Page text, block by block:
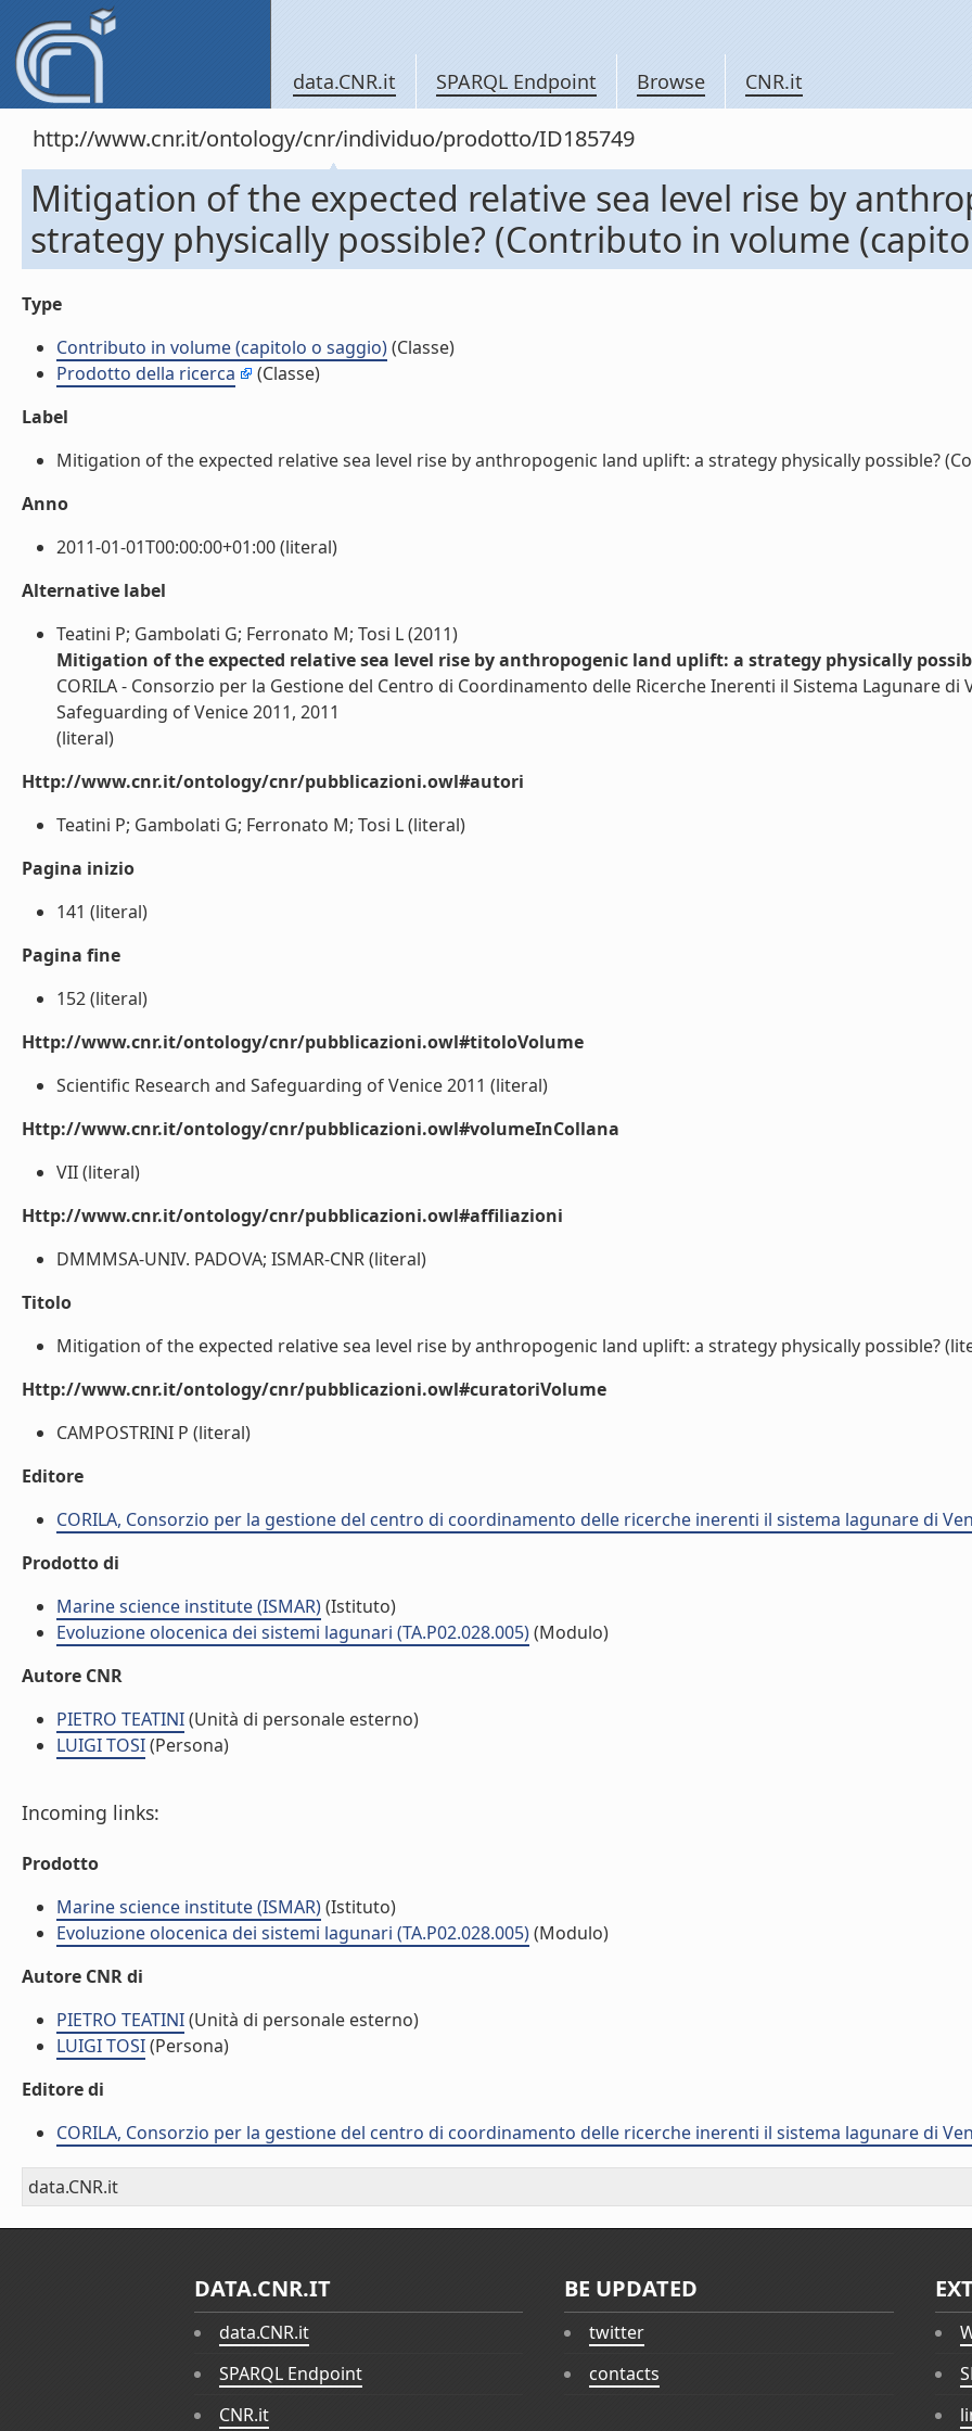
data.CNR.it SPARQL Endpoint Browse CNR.it
http://www.cnr.it/ontology/cnr/individuo/prodotto/ID185749
Mitigation of the expected relative sea level rise by
strategy physically possible? (Contributo in volume
Type
Contributo in volume (capitolo o saggio)(Classe)
Prodotto della ricerca
(Classe)
Label
Mitigation of the expected relative sea level rise by anthropogenic land uplift: a strategy physically possible?
Anno
2011-01-01T00:00:00+01:00 (literal)
Alternative label
Teatini P; Gambolati G; Ferronato M; Tosi L (2011)
Mitigation of the expected relative sea level rise by anthropogenic land uplift: a strategy physically
CORILA - Consorzio per la Gestione del Centro di Coordinamento delle Ricerche Inerenti il Sistema Lagunare di
Safeguarding of Venice 2011, 2011
(literal)
Http://www.cnr.it/ontology/cnr/pubblicazioni.owl#autori
Teatini P; Gambolati G; Ferronato M; Tosi L (literal)
Pagina inizio
141 (literal)
Pagina fine
152 (literal)
Http://www.cnr.it/ontology/cnr/pubblicazioni.owl#titoloVolume
Scientific Research and Safeguarding of Venice 2011 (literal)
Http://www.cnr.it/ontology/cnr/pubblicazioni.owl#volumeInCollana
VII (literal)
Http://www.cnr.it/ontology/cnr/pubblicazioni.owl#affiliazioni
DMMMSA-UNIV. PADOVA; ISMAR-CNR (literal)
Titolo
Mitigation of the expected relative sea level rise by anthropogenic land uplift: a strategy physically possible?
Http://www.cnr.it/ontology/cnr/pubblicazioni.owl#curatoriVolume
CAMPOSTRINI P (literal)
Editore
CORILA, Consorzio per la gestione del centro di coordinamento delle ricerche inerenti il sistema lagunare di
Prodotto di
Marine science institute (ISMAR)(Istituto)
Evoluzione olocenica dei sistemi lagunari (TA.P02.028.005)(Modulo)
Autore CNR
PIETRO TEATINI(Unità di personale esterno)
LUIGI TOSI(Persona)
Incoming links:
Prodotto
Marine science institute (ISMAR)(Istituto)
Evoluzione olocenica dei sistemi lagunari (TA.P02.028.005)(Modulo)
Autore CNR di
PIETRO TEATINI(Unità di personale esterno)
LUIGI TOSI(Persona)
Editore di
CORILA, Consorzio per la gestione del centro di coordinamento delle ricerche inerenti il sistema lagunare di
data.CNR.it
DATA.CNR.IT
data.CNR.it
SPARQL Endpoint
CNR.it
BE UPDATED
twitter
contacts